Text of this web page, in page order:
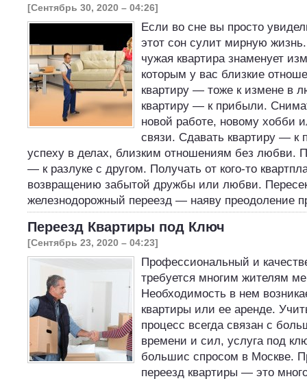
[Сентябрь 30, 2020 – 04:26]
Если во сне вы просто
этот сон сулит мирную
чужая квартира знаменует
которым у вас близкие
квартиру — тоже к измене в
квартиру — к прибыли.
новой работе, новому хобби
связи. Сдавать квартиру — к
успеху в делах, близким отношениям без любви.
— к разлуке с другом. Получать от кого-то
возвращению забытой дружбы или любви.
железнодорожный переезд — наяву преодоление
Переезд Квартиры под Ключ
[Сентябрь 23, 2020 – 04:23]
Профессиональный и
требуется многим жителям
Необходимость в нем
квартиры или ее аренде.
процесс всегда связан с
времени и сил, услуга под
большис спросом в Москве.
переезд квартиры — это